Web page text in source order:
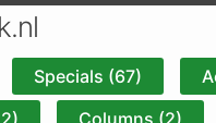
Specials (67)
Columns (2)